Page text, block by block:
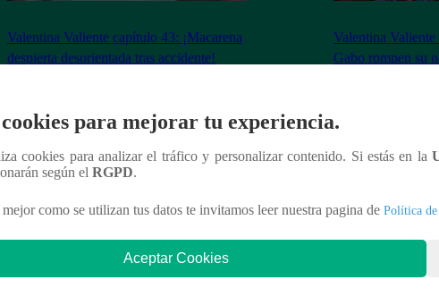
Valentina Valiente capítulo 43: ¡Macarena
despierta desorientada tras accidente!
Valentina
Gabo rompen su
interesar
cookies para mejorar tu experiencia.
cookies para analizar el tráfico y personalizar contenido. Si estás en la
según el RGPD.
como se utilizan tus datos te invitamos leer nuestra pagina de Política
Aceptar Cookies